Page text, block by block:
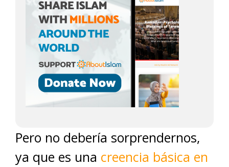
Pero no debería sorprendernos,
ya que es una creencia básica en